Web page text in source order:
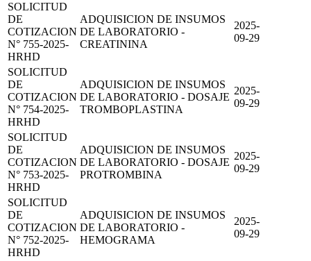
SOLICITUD
DE
COTIZACION
N° 755-2025-
HRHD
ADQUISICION DE INSUMOS
DE LABORATORIO -
CREATININA
2025-
09-29
SOLICITUD
DE
COTIZACION
N° 754-2025-
HRHD
ADQUISICION DE INSUMOS
DE LABORATORIO - DOSAJE
TROMBOPLASTINA
2025-
09-29
SOLICITUD
DE
COTIZACION
N° 753-2025-
HRHD
ADQUISICION DE INSUMOS
DE LABORATORIO - DOSAJE
PROTROMBINA
2025-
09-29
SOLICITUD
DE
COTIZACION
N° 752-2025-
HRHD
ADQUISICION DE INSUMOS
DE LABORATORIO -
HEMOGRAMA
2025-
09-29